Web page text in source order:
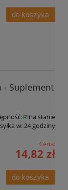
do koszyka
- Suplement
na stanie
w:24 godziny
Cena:
14,82 zł
do koszyka